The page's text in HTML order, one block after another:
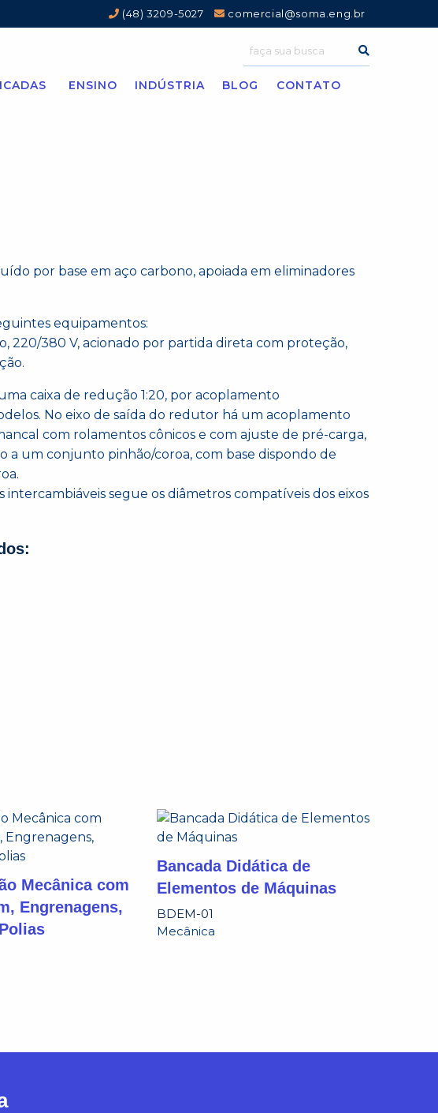
(48) 3209-5027 comercial@soma.eng.br
ENSINO INDÚSTRIA BLOG CONTATO
por base em aço carbono, apoiada em eliminadores
equipamentos:
220/380 V, acionado por partida direta com proteção,
caixa de redução 1:20, por acoplamento
No eixo de saída do redutor há um acoplamento
com rolamentos cônicos e com ajuste de pré-carga,
a um conjunto pinhão/coroa, com base dispondo de
intercambiáveis segue os diâmetros compatíveis dos eixos
Mecânica com
Engrenagens,
Bancada Didática de
Elementos de Máquinas
BDEM-01
Mecânica